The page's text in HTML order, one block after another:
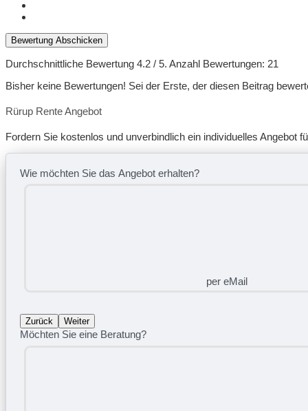
Bewertung Abschicken
Durchschnittliche Bewertung 4.2 / 5. Anzahl Bewertungen: 21
Bisher keine Bewertungen! Sei der Erste, der diesen Beitrag
Rürup Rente Angebot
Fordern Sie kostenlos und unverbindlich ein individuelles Angebot
Wie möchten Sie das Angebot erhalten?
per eMail
Zurück Weiter
Möchten Sie eine Beratung?